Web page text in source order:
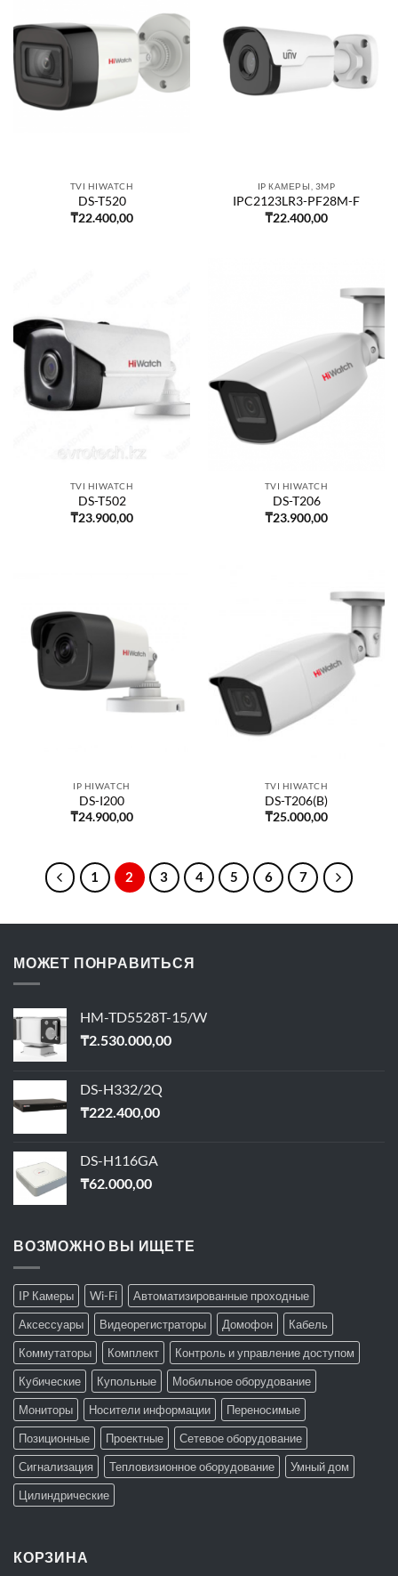
TVI HIWATCH
DS-T520
₸22.400,00
IP КАМЕРЫ, 3MP
IPC2123LR3-PF28M-F
₸22.400,00
TVI HIWATCH
DS-T502
₸23.900,00
TVI HIWATCH
DS-T206
₸23.900,00
IP HIWATCH
DS-I200
₸24.900,00
TVI HIWATCH
DS-T206(B)
₸25.000,00
1 2 3 4 5 6 7
МОЖЕТ ПОНРАВИТЬСЯ
HM-TD5528T-15/W
₸2.530.000,00
DS-H332/2Q
₸222.400,00
DS-H116GA
₸62.000,00
ВОЗМОЖНО ВЫ ИЩЕТЕ
IP Камеры Wi-Fi
Автоматизированные проходные
Аксессуары
Видеорегистраторы Домофон
Кабель
Коммутаторы
Комплект
Контроль и управление доступом
Кубические
Купольные
Мобильное оборудование
Мониторы
Носители информации
Переносимые
Позиционные
Проектные
Сетевое оборудование
Сигнализация
Тепловизионное оборудование
Умный дом
Цилиндрические
КОРЗИНА